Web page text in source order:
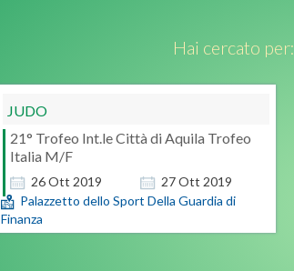
Hai cercato per:
JUDO
26Ott 2019 27Ott 2019
21° Trofeo Int.le Città di Aquila Trofeo
Italia M/F
Palazzetto dello Sport Della Guardia di
Finanza